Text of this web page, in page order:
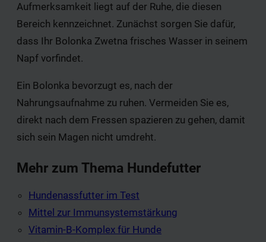
Aufmerksamkeit liegt auf der Ruhe, die diesen
Bereich kennzeichnet. Zunächst sorgen Sie dafür,
dass Ihr Bolonka Zwetna frisches Wasser in seinem
Napf vorfindet.
Ein Bolonka bevorzugt es, nach der
Nahrungsaufnahme zu ruhen. Vermeiden Sie es,
direkt nach dem Fressen spazieren zu gehen, damit
sich sein Magen nicht umdreht.
Mehr zum Thema Hundefutter
Hundenassfutter im Test
Mittel zur Immunsystemstärkung
Vitamin-B-Komplex für Hunde